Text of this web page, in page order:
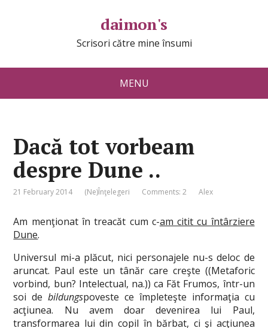
daimon's
Scrisori către mine însumi
MENU
Dacă tot vorbeam
despre Dune ..
21 February 2014 (Ne)Înţelegeri Comments: 2 Alex
Am menţionat în treacăt cum c-am citit cu întârziere
Dune.
Universul mi-a plăcut, nici personajele nu-s deloc de
aruncat. Paul este un tânăr care creşte ((Metaforic
vorbind, bun? Intelectual, na.)) ca Făt Frumos, într-un
soi debildungspoveste ce împleteşte informaţia cu
acţiunea. Nu avem doar devenirea lui Paul,
transformarea lui din copil în bărbat, ci şi acţiunea